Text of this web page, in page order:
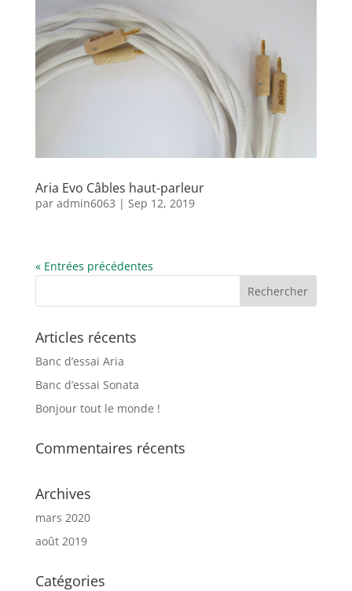
Aria Evo Câbles haut-parleur
par admin6063 | Sep 12, 2019
« Entrées précédentes
Articles récents
Banc d’essai Aria
Banc d’essai Sonata
Bonjour tout le monde !
Commentaires récents
Archives
mars 2020
août 2019
Catégories